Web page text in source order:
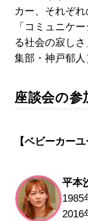
カー、それぞ
「コミュニケ
る社会の寂し
集部・神戸郁人
座談会の参
【ベビーカーユ
平本
1985
2016